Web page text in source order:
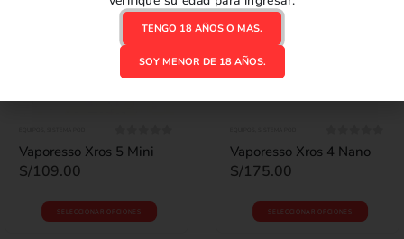
0out of 5
Vaporesso Xros 5 Mini
S/109.00
SELECCIONAR OPCIONES
0out of 5
Vaporesso Xros 4 Nano
S/175.00
SELECCIONAR OPCIONES
TENGO 18 AÑOS O MAS.
SOY MENOR DE 18 AÑOS.